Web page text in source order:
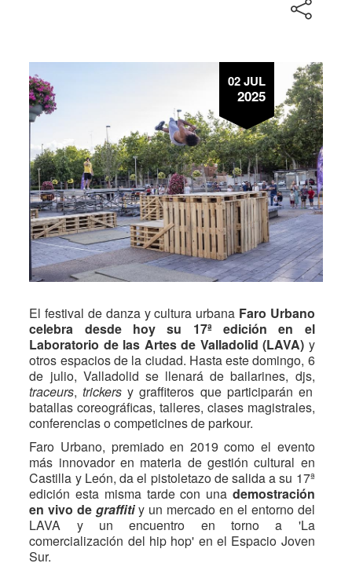
02 JUL
2025
El festival de danza y cultura urbana Faro Urbano
celebra desde hoy su 17ª edición en el
Laboratorio de las Artes de Valladolid (LAVA) y
otros espacios de la ciudad. Hasta este domingo, 6
de julio, Valladolid se llenará de bailarines, djs,
traceurs,trickersy graffiteros que participarán en
batallas coreográficas, talleres, clases magistrales,
conferencias o competicines de parkour.
Faro Urbano, premiado en 2019 como el evento
más innovador en materia de gestión cultural en
Castilla y León, da el pistoletazo de salida a su 17ª
edición esta misma tarde con una demostración
en vivo degraffitiy un mercado en el entorno del
LAVA y un encuentro en torno a 'La
comercialización del hip hop' en el Espacio Joven
Sur.